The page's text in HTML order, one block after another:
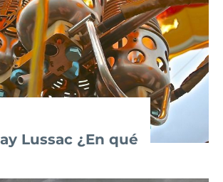
Lussac ¿En qué